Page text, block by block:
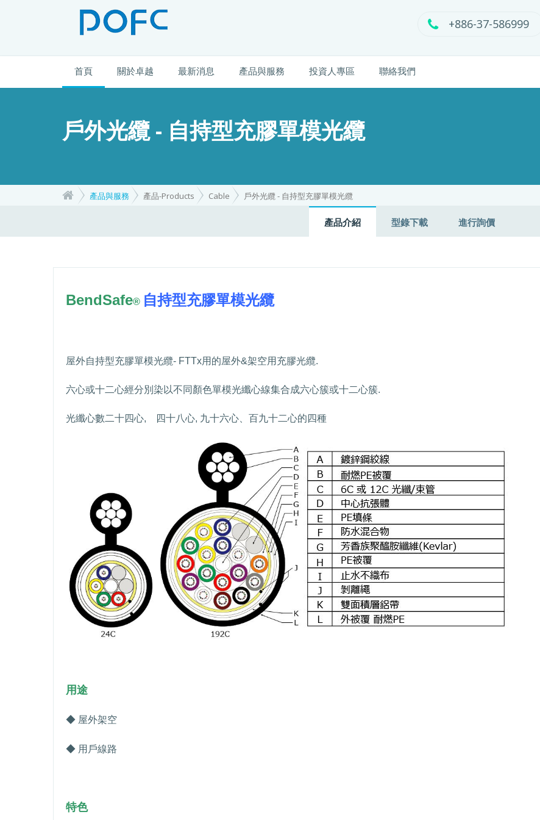
+886-37-586999
首頁 關於卓越 最新消息 產品與服務 投資人專區 聯絡我們
戶外光纜 - 自持型充膠單模光纜
產品與服務 產品-Products Cable 戶外光纜 - 自持型充膠單模光纜
產品介紹 型錄下載 進行詢價
BendSafe® 自持型充膠單模光纜
屋外自持型充膠單模光纜- FTTx用的屋外&架空用充膠光纜.
六心或十二心經分別染以不同顏色單模光纖心線集合成六心簇或十二心簇.
光纖心數二十四心, 四十八心, 九十六心、百九十二心的四種
用途
◆ 屋外架空
◆ 用 戶線路
特色